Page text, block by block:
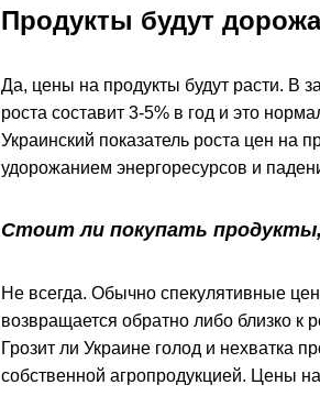
Продукты будут
Да, цены на продукты будут расти. В
роста составит 3-5% в год и это
Украинский показатель роста цен на
удорожанием энергоресурсов и
Стоит ли покупать продукты,
Не всегда. Обычно спекулятивные
возвращается обратно либо близко к
Грозит ли Украине голод и нехватка
собственной агропродукцией. Цены